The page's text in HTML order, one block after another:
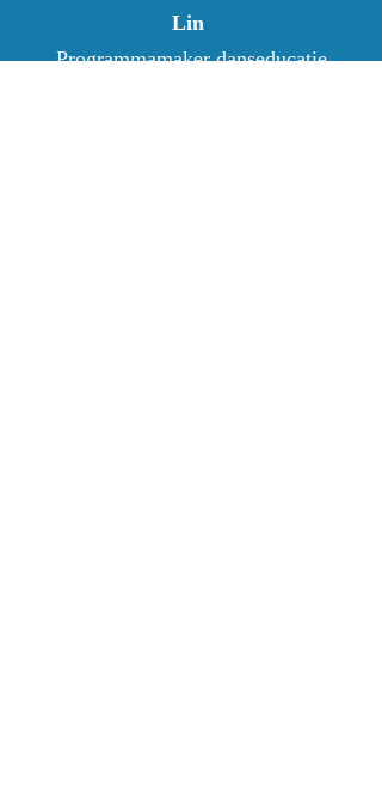
Lin
Programmamaker danseducatie